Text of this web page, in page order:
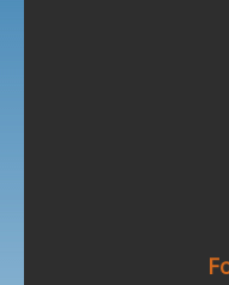
BOISSY = Lieu où l’on